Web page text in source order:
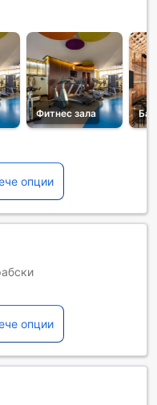
Фитнес зала Бар
опции
опции